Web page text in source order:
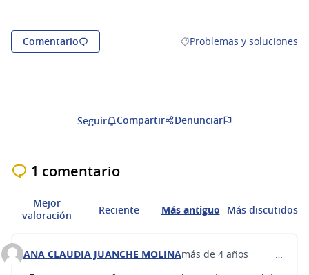
Comentario Resultados al filtrar por la
Problemas y soluciones
Seguir Compartir Denunciar
1 comentario
Mejor
valoración
Reciente Más antiguo Más discutidos
Comentario 284
ANA CLAUDIA JUANCHE MOLINAmás de 4 años